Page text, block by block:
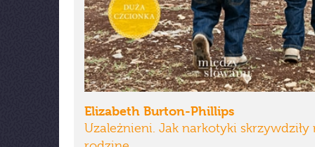
Elizabeth Burton-Phillips
Uzależnieni. Jak narkotyki skrzywdziły